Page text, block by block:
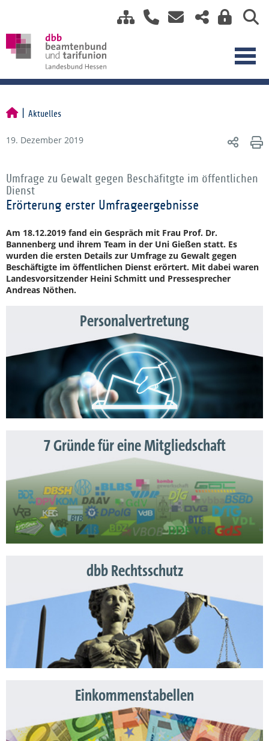
Aktuelles
19. Dezember 2019
Umfrage zu Gewalt gegen Beschäfitgte im öffentlichen
Dienst
Erörterung erster Umfrageergebnisse
Am 18.12.2019 fand ein Gespräch mit Frau Prof. Dr.
Bannenberg und ihrem Team in der Uni Gießen statt. Es
wurden die ersten Details zur Umfrage zu Gewalt gegen
Beschäftigte im öffentlichen Dienst erörtert. Mit dabei waren
Landesvorsitzender Heini Schmitt und Pressesprecher
Andreas Nöthen.
Personalvertretung
7 Gründe für eine Mitgliedschaft
dbb Rechtsschutz
Einkommenstabellen